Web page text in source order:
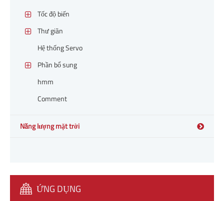
Tốc độ biến
Thư giãn
Hệ thống Servo
Phần bổ sung
hmm
Comment
Năng lượng mặt trời
ỨNG DỤNG